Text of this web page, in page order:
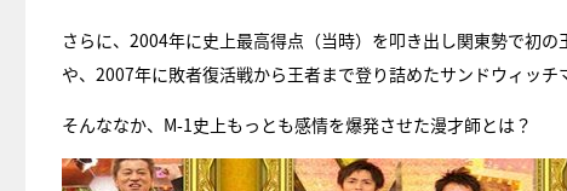
さらに、2004年に史上最高得点（当時）を叩き出し関東勢で初
や、2007年に敗者復活戦から王者まで登り詰めたサンドウィッチ
そんななか、M-1史上もっとも感情を爆発させた漫才師とは？